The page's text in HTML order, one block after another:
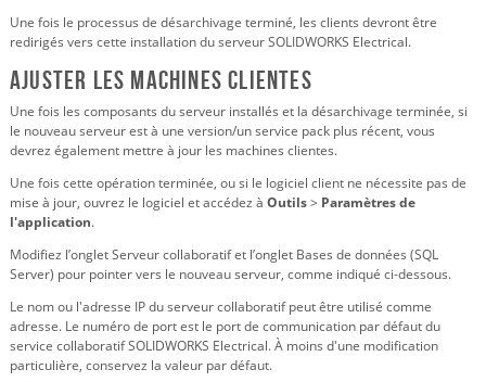
Une fois le processus de désarchivage terminé, les clients devront être
redirigés vers cette installation du serveur SOLIDWORKS Electrical.
Ajuster les machines clientes
Une fois les composants du serveur installés et la désarchivage terminée, si
le nouveau serveur est à une version/un service pack plus récent, vous
devrez également mettre à jour les machines clientes.
Une fois cette opération terminée, ou si le logiciel client ne nécessite pas de
mise à jour, ouvrez le logiciel et accédez à Outils> Paramètres de
l'application.
Modifiez l’onglet Serveur collaboratif et l’onglet Bases de données (SQL
Server) pour pointer vers le nouveau serveur, comme indiqué ci-dessous.
Le nom ou l'adresse IP du serveur collaboratif peut être utilisé comme
adresse. Le numéro de port est le port de communication par défaut du
service collaboratif SOLIDWORKS Electrical. À moins d'une modification
particulière, conservez la valeur par défaut.